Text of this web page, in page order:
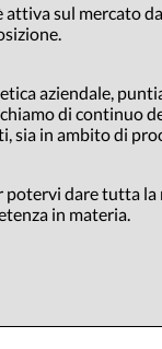
attiva sul mercato
aziendale,
di continuo
sia in ambito di
potervi dare tutta la
in materia.